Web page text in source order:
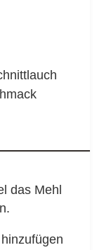
das Mehl